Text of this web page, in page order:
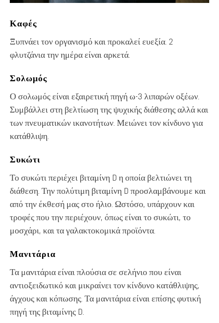
Καφές
Ξυπνάει τον οργανισμό και προκαλεί ευεξία. 2
φλυτζάνια την ημέρα είναι αρκετά.
Σολωμός
Ο σολωμός είναι εξαιρετική πηγή ω-3 λιπαρών οξέων.
Συμβάλλει στη βελτίωση της ψυχικής διάθεσης αλλά και
των πνευματικών ικανοτήτων. Μειώνει τον κίνδυνο για
κατάθλιψη.
Συκώτι
Το συκώτι περιέχει βιταμίνη D η οποία βελτιώνει τη
διάθεση. Την πολύτιμη βιταμίνη D προσλαμβάνουμε και
από την έκθεσή μας στο ήλιο. Ωστόσο, υπάρχουν και
τροφές που την περιέχουν, όπως είναι το συκώτι, το
μοσχάρι, και τα γαλακτοκομικά προϊόντα.
Μανιτάρια
Τα μανιτάρια είναι πλούσια σε σελήνιο που είναι
αντιοξειδωτικό και μικραίνει τον κίνδυνο κατάθλιψης,
άγχους και κόπωσης. Τα μανιτάρια είναι επίσης φυτική
πηγή της βιταμίνης D.